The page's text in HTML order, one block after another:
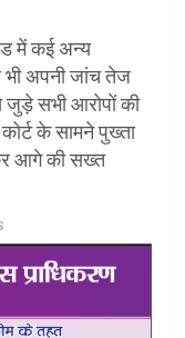
में कई अन्य
भी अपनी जांच तेज
जुड़े सभी आरोपों की
के सामने पुख्ता
आगे की सख्त